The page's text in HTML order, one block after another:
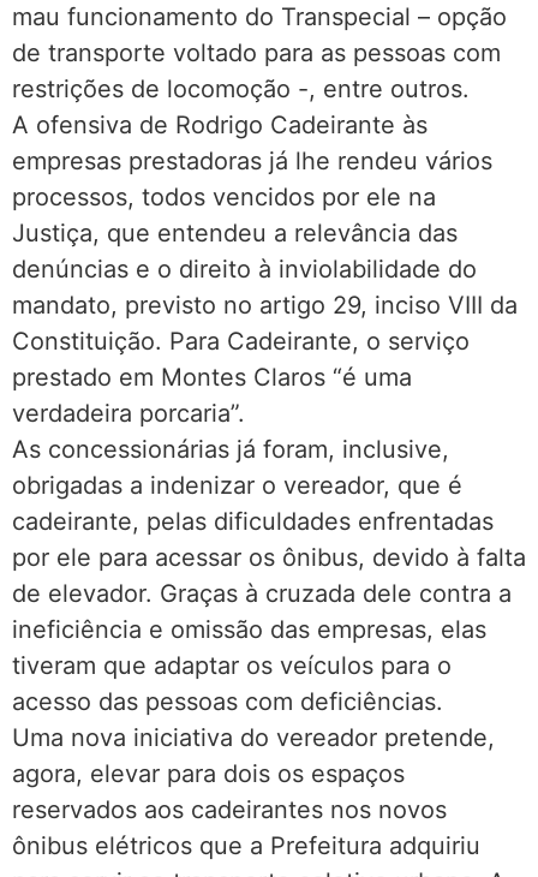
mau funcionamento do Transpecial – opção
de transporte voltado para as pessoas com
restrições de locomoção -, entre outros.
A ofensiva de Rodrigo Cadeirante às
empresas prestadoras já lhe rendeu vários
processos, todos vencidos por ele na
Justiça, que entendeu a relevância das
denúncias e o direito à inviolabilidade do
mandato, previsto no artigo 29, inciso VIII da
Constituição. Para Cadeirante, o serviço
prestado em Montes Claros “é uma
verdadeira porcaria”.
As concessionárias já foram, inclusive,
obrigadas a indenizar o vereador, que é
cadeirante, pelas dificuldades enfrentadas
por ele para acessar os ônibus, devido à falta
de elevador. Graças à cruzada dele contra a
ineficiência e omissão das empresas, elas
tiveram que adaptar os veículos para o
acesso das pessoas com deficiências.
Uma nova iniciativa do vereador pretende,
agora, elevar para dois os espaços
reservados aos cadeirantes nos novos
ônibus elétricos que a Prefeitura adquiriu